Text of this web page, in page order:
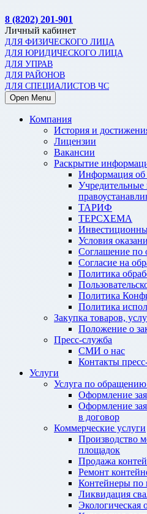
8 (8202) 201-901
Личный кабинет
ДЛЯ ФИЗИЧЕСКОГО ЛИЦА
ДЛЯ ЮРИДИЧЕСКОГО ЛИЦА
ДЛЯ УПРАВ
ДЛЯ РАЙОНОВ
ДЛЯ СПЕЦИАЛИСТОВ ЧС
Open Menu
Компания
История и
Лицензии
Вакансии
Раскрытие
Информация об
ТАРИФ
ТЕРСХЕМА
Условия
Соглашение
Согласие на
Политика
Политика
Политика
Закупка товаров,
Положение о
Пресс-служба
СМИ о нас
Контакты
Услуги
Услуга по
Оформление
Оформление
в договор
Коммерческие услуги
Производство
площадок
Продажа
Ремонт
Контейнеры по
Ликвидация
Экологическая